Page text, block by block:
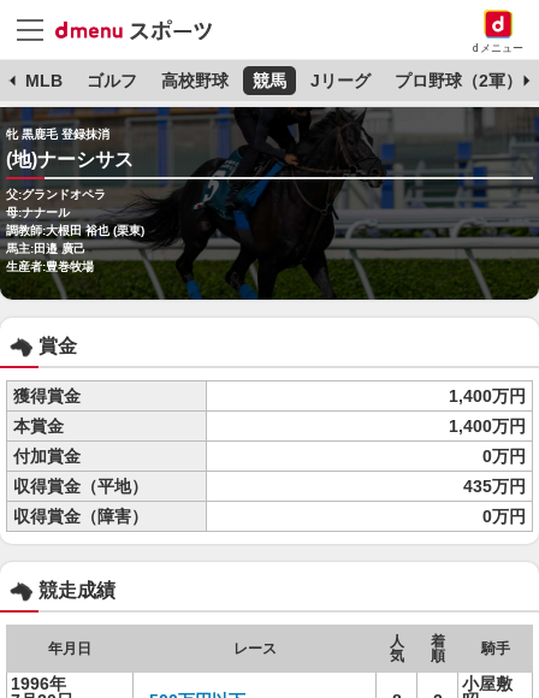
dメニュー
MLB ゴルフ 高校野球 競馬 Jリーグ プロ野球（2軍）
牝 黒鹿毛 登録抹消
(地)ナーシサス
父:グランドオペラ
母:ナナール
調教師:大根田 裕也 (栗東)
馬主:田邉 廣己
生産者:豊巻牧場
賞金
獲得賞金
1,400万円
本賞金
1,400万円
付加賞金
0万円
収得賞金（平地）
435万円
収得賞金（障害）
0万円
競走成績
年月日 レース
人
気
着
順
騎手
1996年
小屋敷